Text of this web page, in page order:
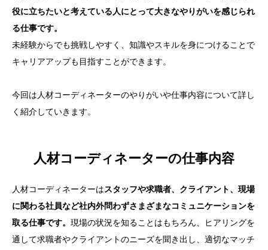
役に立ちたいと考えている人にとって大きなやりがいを感じられ
る仕事です。
未経験からでも挑戦しやすく、知識やスキルを身につけることで
キャリアアップも目指すことができます。
今回は人材コーディネーターのやりがいや仕事内容について詳し
く紹介していきます。
人材コーディネーターの仕事内容
人材コーディネーターはスタッフや求職者、クライアント、現場
に関わる社員など社内外問わずさまざまなコミュニケーションを
取る仕事です。 現場の状況を知ることはもちろん、ヒアリングを
通して求職者やクライアントのニーズを聞き出し、適切なマッチ